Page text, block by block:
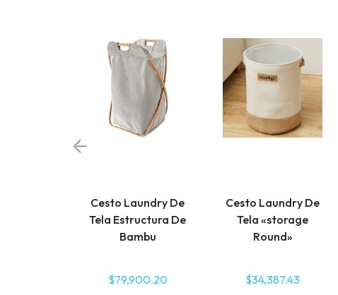
Cesto Laundry De
Tela Estructura De
Bambu
$79,900.20
Cesto Laundry De
Tela «storage
Round»
$34,387.43